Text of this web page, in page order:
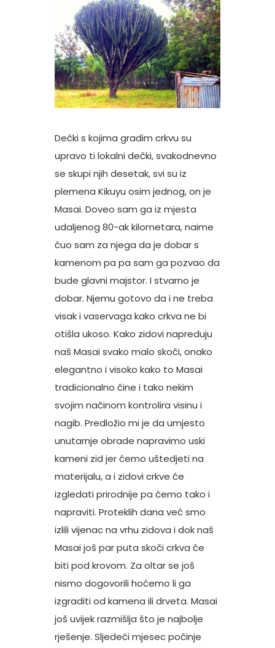
Dečki s kojima gradim crkvu su
upravo ti lokalni dečki, svakodnevno
se skupi njih desetak, svi su iz
plemena Kikuyu osim jednog, on je
Masai. Doveo sam ga iz mjesta
udaljenog 80-ak kilometara, naime
čuo sam za njega da je dobar s
kamenom pa pa sam ga pozvao da
bude glavni majstor. I stvarno je
dobar. Njemu gotovo da i ne treba
visak i vaservaga kako crkva ne bi
otišla ukoso. Kako zidovi napreduju
naš Masai svako malo skoči, onako
elegantno i visoko kako to Masai
tradicionalno čine i tako nekim
svojim načinom kontrolira visinu i
nagib. Predložio mi je da umjesto
unutarnje obrade napravimo uski
kameni zid jer ćemo uštedjeti na
materijalu, a i zidovi crkve će
izgledati prirodnije pa ćemo tako i
napraviti. Proteklih dana već smo
izlili vijenac na vrhu zidova i dok naš
Masai još par puta skoči crkva će
biti pod krovom. Za oltar se još
nismo dogovorili hoćemo li ga
izgraditi od kamena ili drveta. Masai
još uvijek razmišlja što je najbolje
rješenje. Sljedeći mjesec počinje